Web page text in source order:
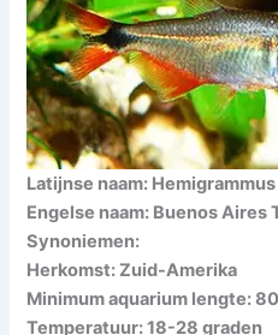
Latijnse naam:
Engelse naam: Buenos Aires
Synoniemen:
Herkomst: Zuid-Amerika
Minimum aquarium lengte:
Temperatuur: 18-28 graden